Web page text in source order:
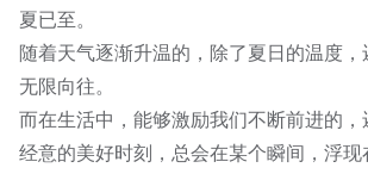
夏已至。
随着天气逐渐升温的，除了夏日的温度
无限向往。
而在生活中，能够激励我们不断前进的
经意的美好时刻，总会在某个瞬间，浮